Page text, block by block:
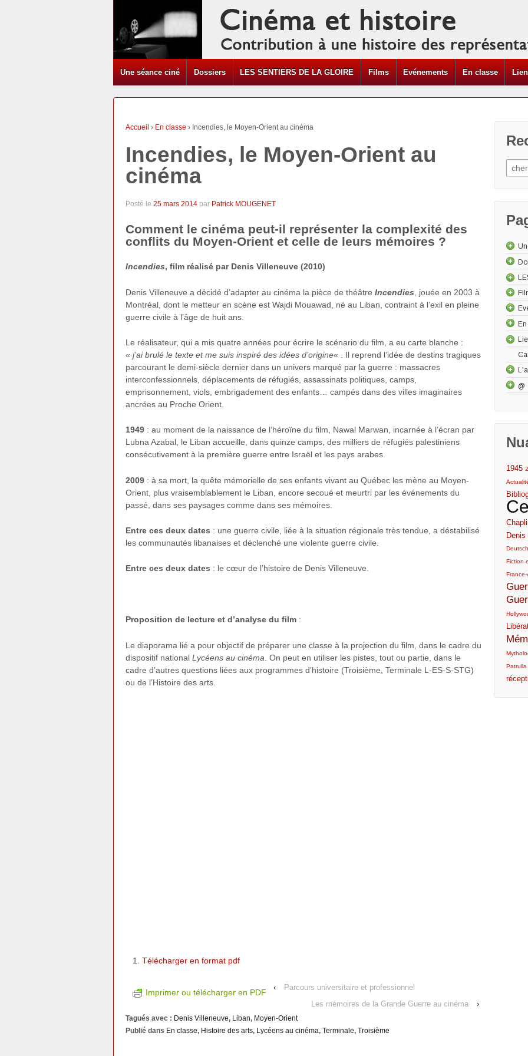
Une séance ciné Dossiers LES SENTIERS DE LA GLOIRE Films Evénements En classe
Accueil › En classe › Incendies, le Moyen-Orient au cinéma
Incendies, le Moyen-Orient au
cinéma
Posté le 25 mars 2014 par Patrick MOUGENET
Comment le cinéma peut-il représenter la complexité des
conflits du Moyen-Orient et celle de leurs mémoires ?
Incendies, film réalisé par Denis Villeneuve (2010)
Denis Villeneuve a décidé d’adapter au cinéma la pièce de théâtre Incendies , jouée en 2003 à
Montréal, dont le metteur en scène est Wajdi Mouawad, né au Liban, contraint à l’exil en pleine
guerre civile à l’âge de huit ans.
Le réalisateur, qui a mis quatre années pour écrire le scénario du film, a eu carte blanche :
« j’ai brulé le texte et me suis inspiré des idées d’origine« . Il reprend l’idée de destins tragiques
parcourant le demi-siècle dernier dans un univers marqué par la guerre : massacres
interconfessionnels, déplacements de réfugiés, assassinats politiques, camps,
emprisonnement, viols, embrigadement des enfants… campés dans des villes imaginaires
ancrées au Proche Orient.
1949 : au moment de la naissance de l’héroïne du film, Nawal Marwan, incarnée à l’écran par
Lubna Azabal, le Liban accueille, dans quinze camps, des milliers de réfugiés palestiniens
consécutivement à la première guerre entre Israël et les pays arabes.
2009 : à sa mort, la quête mémorielle de ses enfants vivant au Québec les mène au Moyen-
Orient, plus vraisemblablement le Liban, encore secoué et meurtri par les événements du
passé, dans ses paysages comme dans ses mémoires.
Entre ces deux dates : une guerre civile, liée à la situation régionale très tendue, a déstabilisé
les communautés libanaises et déclenché une violente guerre civile.
Entre ces deux dates : le cœur de l’histoire de Denis Villeneuve.
Proposition de lecture et d’analyse du film :
Le diaporama lié a pour objectif de préparer une classe à la projection du film, dans le cadre du
dispositif national Lycéens au cinéma . On peut en utiliser les pistes, tout ou partie, dans le
cadre d’autres questions liées aux programmes d’histoire (Troisième, Terminale L-ES-S-STG)
ou de l’Histoire des arts.
Télécharger en format pdf
Imprimer ou télécharger en PDF
‹
Parcours universitaire et professionnel
Les mémoires de la Grande Guerre au cinéma
›
Tagués avec : Denis Villeneuve, Liban, Moyen-Orient
Publié dans En classe, Histoire des arts, Lycéens au cinéma, Terminale, Troisième
@
1945
Fiction
Patrulla